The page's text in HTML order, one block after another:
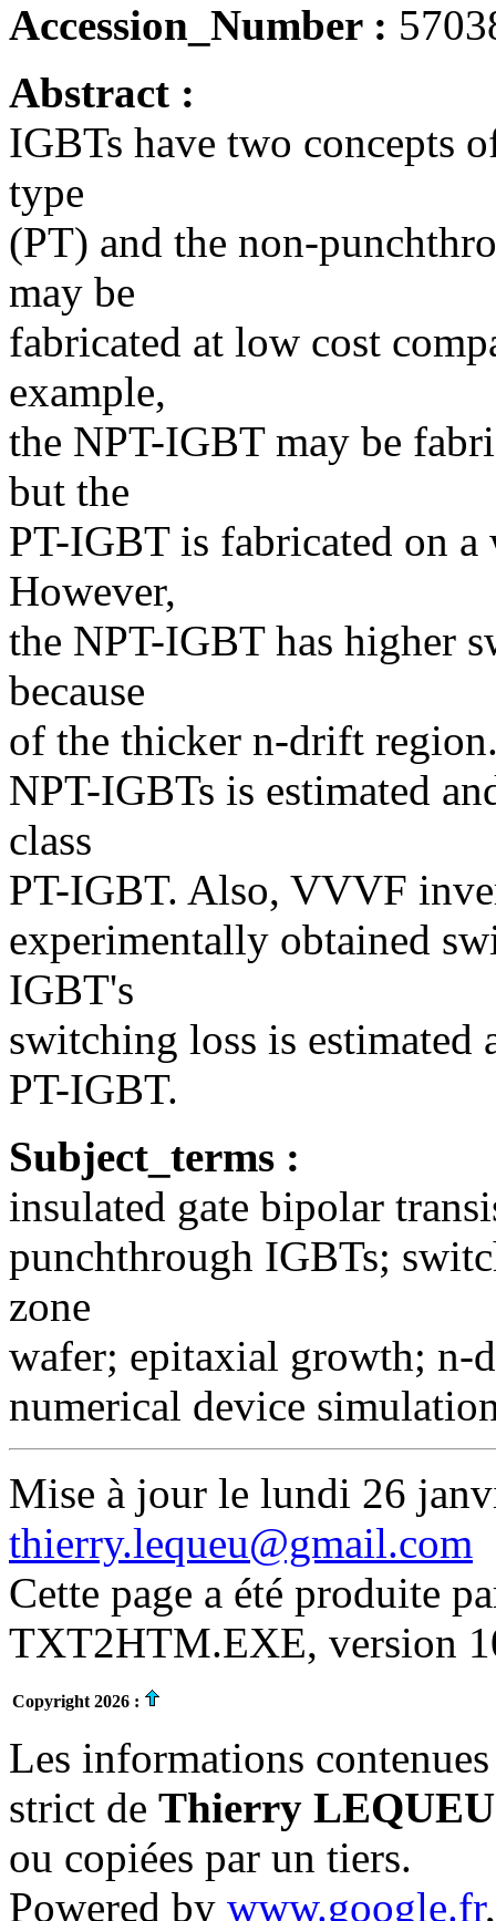
Accession_Number :
Abstract :
IGBTs have two concepts
type
(PT) and the non-
may be
fabricated at low cost
example,
the NPT-IGBT may be
but the
PT-IGBT is fabricated on
However,
the NPT-IGBT has higher
because
of the thicker n-drift
NPT-IGBTs is estimated
class
PT-IGBT. Also, VVVF
experimentally obtained
IGBT's
switching loss is estimated
PT-IGBT.
Subject_terms :
insulated gate bipolar
punchthrough IGBTs;
zone
wafer; epitaxial growth;
numerical device
Mise à jour le lundi 26
thierry.lequeu@gmail.com
Cette page a été produite
TXT2HTM.EXE, version
Copyright 2026 :
Les informations
strict de Thierry LEQUEU
ou copiées par un tiers.
Powered by www.google.fr